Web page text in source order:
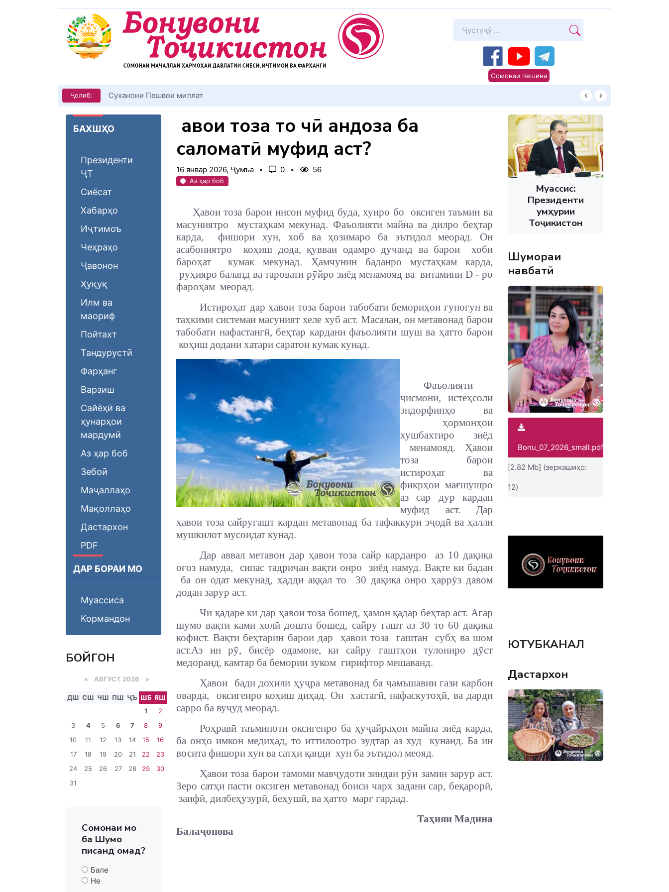
Сомонаи пешина
Ҷолиб: Суханони Пешвои миллат
БАХШҲО
Президенти
ҶТ
Сиёсат
Хабарҳо
Иҷтимоъ
Чеҳраҳо
Ҷавонон
Ҳуқуқ
Илм ва
маориф
Пойтахт
Тандурустӣ
Фарҳанг
Варзиш
Сайёҳӣ ва
ҳунарҳои
мардумӣ
Аз ҳар боб
Зебоӣ
Маҷаллаҳо
Мақоллаҳо
Дастархон
PDF
ДАР БОРАИ МО
Муассиса
Кормандон
БОЙГОНӢ
« АВГУСТ 2026 »
ДШ СШ ЧШ ПШ ҶЪ ШБ ЯШ
1
2
3
4 5 6 7 8
9
10
11 12 13 14 15
16
17
18 19 20 21 22
23
24
25 26 27 28 29
30
31
Сомонаи мо
ба Шумо
писанд омад?
Бале
Не
Ҳавои тоза то чӣ андоза ба
саломатӣ муфид аст?
16 январ 2026, Ҷумъа 0 56
Аз ҳар боб
Ҳавои тоза барои инсон муфид буда, хунро бо оксиген таъмин ва
масуниятро
мустаҳкам мекунад. Фаъолияти майна ва дилро беҳтар
карда,
фишори хун, хоб ва ҳозимаро ба эътидол меорад. Он
асабониятро
коҳиш дода, қувваи одамро дучанд ва барои
хоби
бароҳат
кумак мекунад. Ҳамчунин баданро мустаҳкам карда,
руҳияро баланд ва таровати рӯйро зиёд менамояд ва витамини D - ро
фароҳам меорад.
Истироҳат дар ҳавои тоза барои табобати бемориҳои гуногун ва
таҳкими системаи масуният хеле хуб аст. Масалан, он метавонад барои
табобати нафастангӣ, беҳтар кардани фаъолияти шуш ва ҳатто барои
коҳиш додани хатари саратон кумак кунад.
Фаъолияти
ҷисмонӣ, истеҳсоли
эндорфинҳо ва
ҳормонҳои
хушбахтиро зиёд
менамояд. Ҳавои
тоза барои
истироҳат ва
фикрҳои мағшушро
аз сар дур кардан
муфид аст. Дар
ҳавои тоза сайругашт кардан метавонад ба тафаккури эҷодӣ ва ҳалли
мушкилот мусоидат кунад.
Дар аввал метавон дар ҳавои тоза сайр карданро
аз 10 дақиқа
оғоз намуда,
сипас тадриҷан вақти онро
зиёд намуд. Вақте ки бадан
ба он одат мекунад, ҳадди аққал то
30 дақиқа онро ҳаррӯз давом
додан зарур аст.
Чӣ қадаре ки дар ҳавои тоза бошед, ҳамон қадар беҳтар аст. Агар
шумо вақти ками холӣ дошта бошед, сайру гашт аз 30 то 60 дақиқа
кофист. Вақти беҳтарин барои дар
ҳавои тоза гаштан
субҳ ва шом
аст.Аз ин рӯ, бисёр одамоне, ки сайру гаштҳои тулониро дӯст
медоранд, камтар ба бемории зуком гирифтор мешаванд.
Ҳавои
бади дохили ҳуҷра метавонад ба ҷамъшавии гази карбон
оварда,
оксигенро коҳиш диҳад. Он хастагӣ, нафаскутоҳӣ, ва дарди
сарро ба вуҷуд меорад.
Роҳравӣ таъминоти оксигенро ба ҳуҷайраҳои майна зиёд карда,
ба онҳо имкон медиҳад, то иттилоотро зудтар аз худ
кунанд. Ба ин
восита фишори хун ва сатҳи қанди хун ба эътидол меояд.
Ҳавои тоза барои тамоми мавҷудоти зиндаи рӯи замин зарур аст.
Зеро сатҳи пасти оксиген метавонад боиси чарх задани сар, беқарорӣ,
заифӣ, дилбеҳузурӣ, беҳушӣ, ва ҳатто марг гардад.
Таҳияи Мадина
Балаҷонова
Муассис:
Президенти
Ҷумҳурии
Тоҷикистон
Шумораи
навбатӣ
Bonu_07_2026_small.pdf
[2.82 Mb] (зеркашиҳо:
12)
ЮТУБКАНАЛ
Дастархон